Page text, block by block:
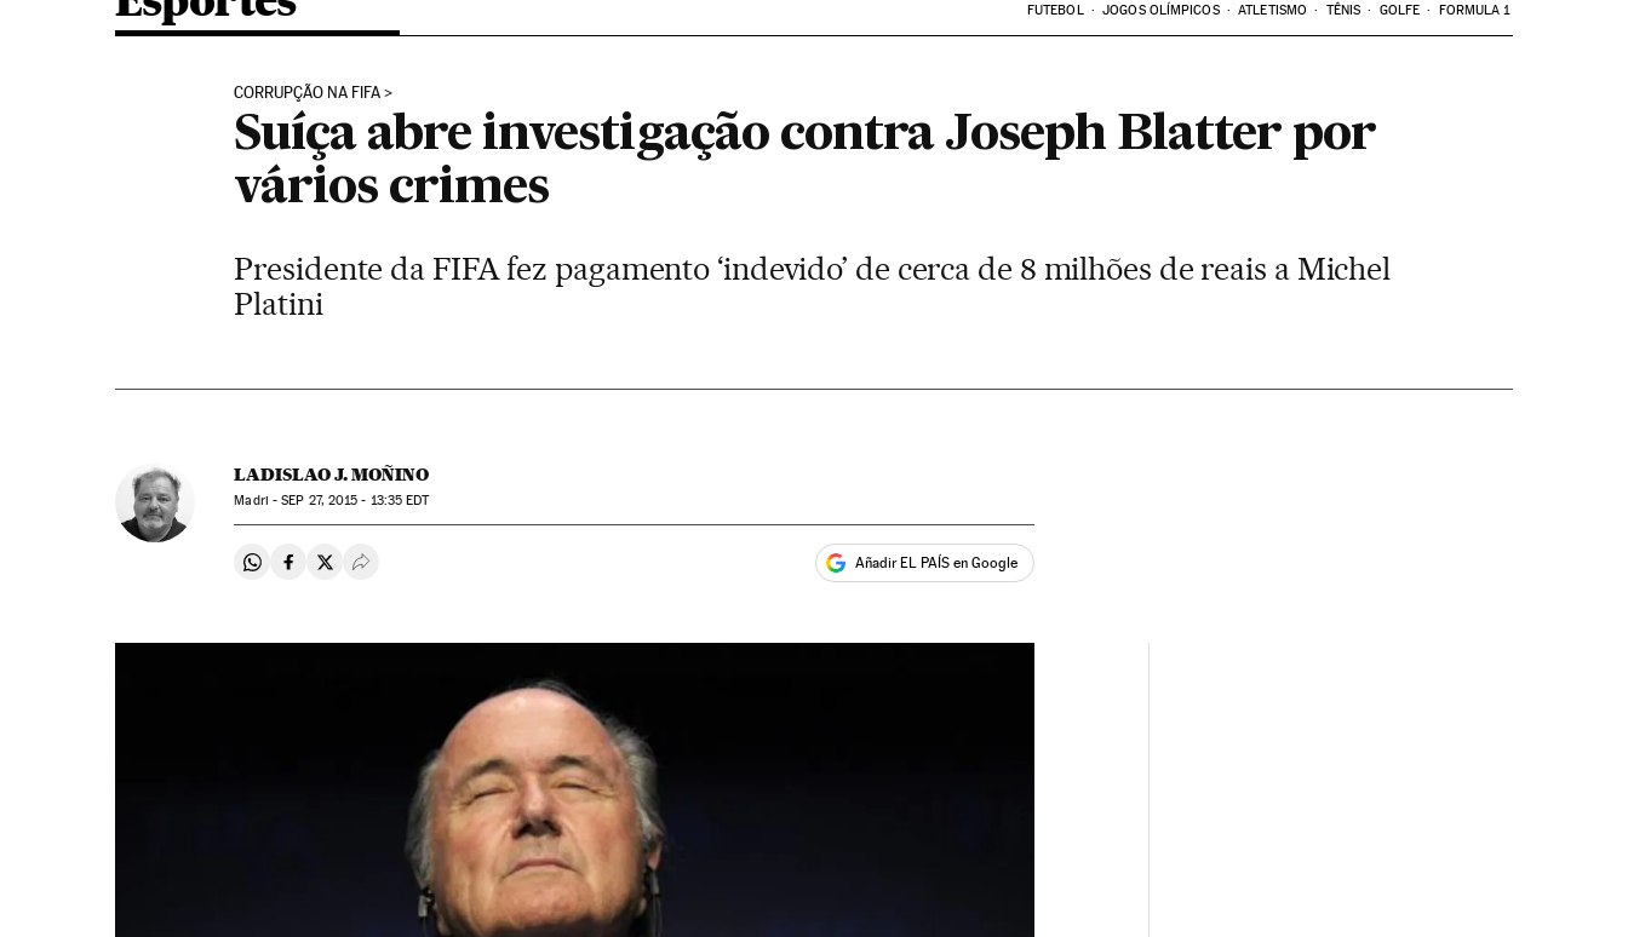
FUTEBOL JOGOS OLÍMPICOS ATLETISMO TÊNIS GOLFE FORMULA 1
CORRUPÇÃO NA FIFA
Suíça abre investigação contra Joseph Blatter por
vários crimes
Presidente da FIFA fez pagamento ‘indevido’ de cerca de 8 milhões de reais a Michel
Platini
LADISLAO J. MOÑINO
Madri -SEP 27, 2015 - 13:35 EDT
Compartir en Whatsapp
Compartir en Facebook
Compartir en Twitter
Desplegar Redes Sociales Añadir EL PAÍS en Google